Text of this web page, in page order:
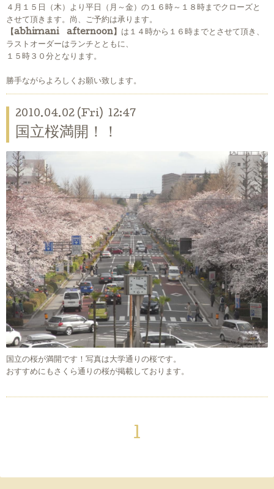
４月１５日（木）より平日（月～金）の１６時～１８時までクローズと
させて頂きます。尚、ご予約は承ります。
【abhimani afternoon】 は１４時から１６時までとさせて頂き、
ラストオーダーはランチとともに、
１５時３０分となります。
勝手ながらよろしくお願い致します。
2010.04.02 (Fri) 12:47
国立桜満開！！
国立の桜が満開です！写真は大学通りの桜です。
おすすめにもさくら通りの桜が掲載しております。
1